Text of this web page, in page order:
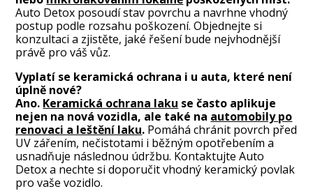
Auto Detox posoudí stav povrchu a navrhne vhodný
postup podle rozsahu poškození. Objednejte si
konzultaci a zjistěte, jaké řešení bude nejvhodnější
právě pro váš vůz.
Vyplatí se keramická ochrana i u auta, které není
úplně nové?
Ano. Keramická ochrana laku se často aplikuje
nejen na nová vozidla, ale také na automobily po
renovaci a leštění laku. Pomáhá chránit povrch před
UV zářením, nečistotami i běžným opotřebením a
usnadňuje následnou údržbu. Kontaktujte Auto
Detox a nechte si doporučit vhodný keramický povlak
pro vaše vozidlo.